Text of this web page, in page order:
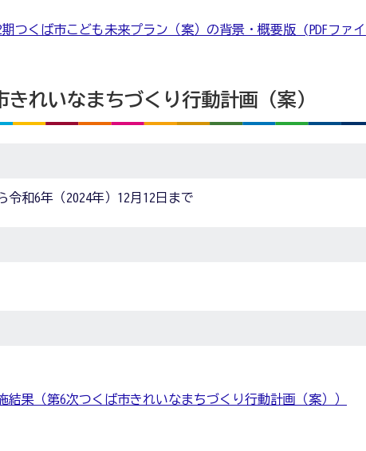
期つくば市こども未来プラン（案）の背景・概要版 (PDFファイ
れいなまちづくり行動計画（案）
令和6年（2024年）12月12日まで
結果（第6次つくば市きれいなまちづくり行動計画（案））